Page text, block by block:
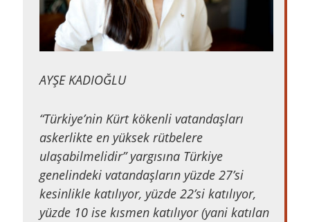
AYŞE KADIOĞLU
“Türkiye’nin Kürt kökenli vatandaşları
askerlikte en yüksek rütbelere
ulaşabilmelidir” yargısına Türkiye
genelindeki vatandaşların yüzde 27’si
kesinlikle katılıyor, yüzde 22’si katılıyor,
yüzde 10 ise kısmen katılıyor (yani katılan